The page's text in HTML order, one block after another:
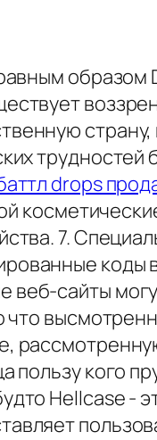
образом
drops
7.
коды
сайты
что
кого
Hellcase -